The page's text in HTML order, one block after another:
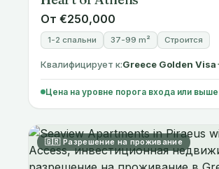
1-2 спальни 37-99 m²
Квалифицирует к:Greece Golden Visa
Цена на уровне порога входа или выше
GREECE · PIRAEUS, ATHENS